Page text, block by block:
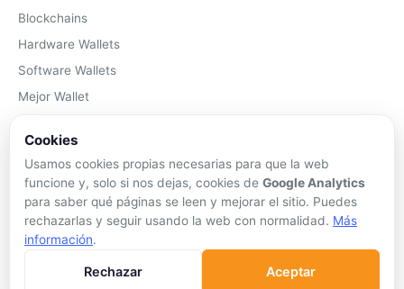
Blockchains
Hardware Wallets
Software Wallets
Mejor Wallet
APRENDER
Qué son las Criptos
Cómo Comprar
Staking
Cookies
Usamos cookies propias necesarias para que la web
funcione y, solo si nos dejas, cookies de Google Analytics
para saber qué páginas se leen y mejorar el sitio. Puedes
rechazarlas y seguir usando la web con normalidad. Más
información.
Rechazar Aceptar